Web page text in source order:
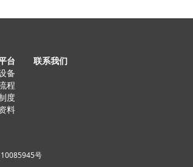
台
备
程
度
料
联系我们
号